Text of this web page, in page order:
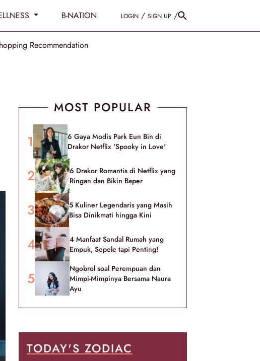
B-NATION LOGIN / SIGN UP /
Recommendation
MOST POPULAR
6 Gaya Modis Park Eun Bin di
Drakor Netflix 'Spooky in Love'
6 Drakor Romantis di Netflix yang
Ringan dan Bikin Baper
5 Kuliner Legendaris yang Masih
Bisa Dinikmati hingga Kini
4 Manfaat Sandal Rumah yang
Empuk, Sepele tapi Penting!
Ngobrol soal Perempuan dan
Mimpi-Mimpinya Bersama Naura
Ayu
TODAY'S ZODIAC